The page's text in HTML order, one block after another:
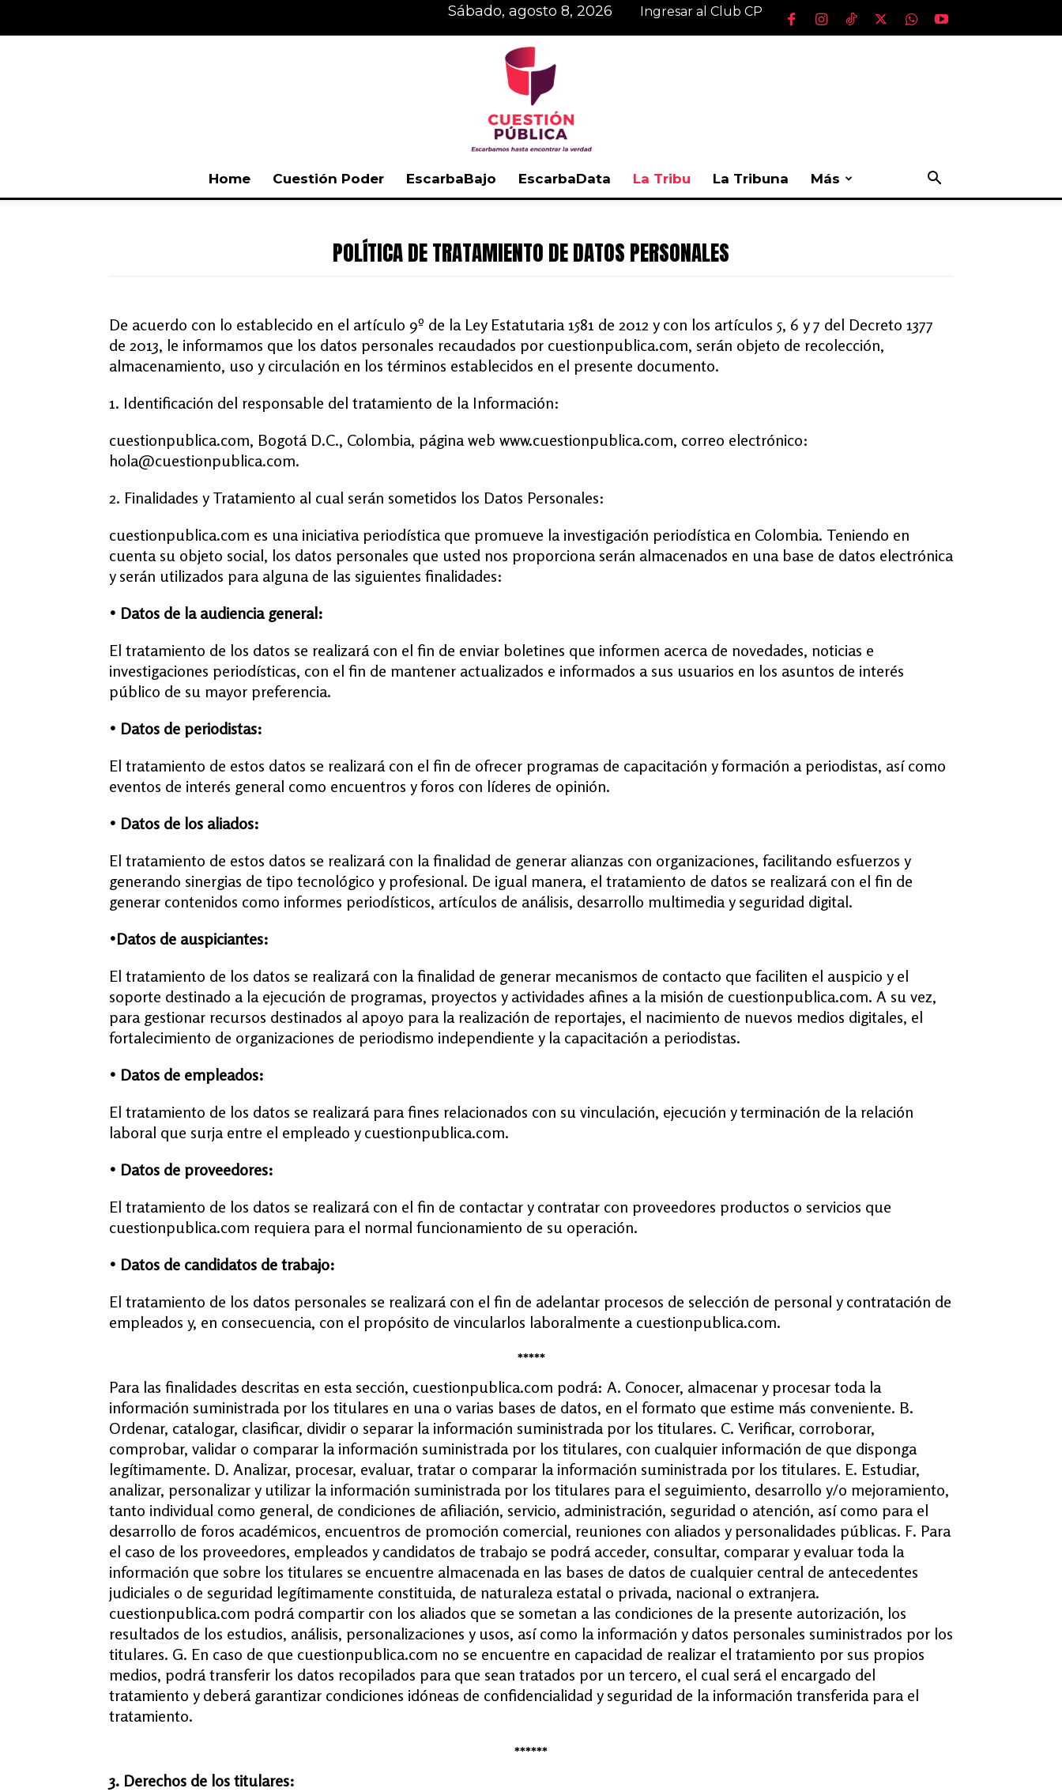
sábado, agosto 8, 2026 Ingresar al Club CP
Home Cuestión Poder EscarbaBajo EscarbaData La Tribu La Tribuna Más
POLÍTICA DE TRATAMIENTO DE DATOS PERSONALES
De acuerdo con lo establecido en el artículo 9º de la Ley Estatutaria 1581 de 2012 y con los artículos 5, 6 y 7 del Decreto 1377
de 2013, le informamos que los datos personales recaudados por cuestionpublica.com, serán objeto de recolección,
almacenamiento, uso y circulación en los términos establecidos en el presente documento.
1. Identificación del responsable del tratamiento de la Información:
cuestionpublica.com, Bogotá D.C., Colombia, página web www.cuestionpublica.com, correo electrónico:
hola@cuestionpublica.com.
2. Finalidades y Tratamiento al cual serán sometidos los Datos Personales:
cuestionpublica.com es una iniciativa periodística que promueve la investigación periodística en Colombia. Teniendo en
cuenta su objeto social, los datos personales que usted nos proporciona serán almacenados en una base de datos electrónica
y serán utilizados para alguna de las siguientes finalidades:
• Datos de la audiencia general:
El tratamiento de los datos se realizará con el fin de enviar boletines que informen acerca de novedades, noticias e
investigaciones periodísticas, con el fin de mantener actualizados e informados a sus usuarios en los asuntos de interés
público de su mayor preferencia.
• Datos de periodistas:
El tratamiento de estos datos se realizará con el fin de ofrecer programas de capacitación y formación a periodistas, así como
eventos de interés general como encuentros y foros con líderes de opinión.
• Datos de los aliados:
El tratamiento de estos datos se realizará con la finalidad de generar alianzas con organizaciones, facilitando esfuerzos y
generando sinergias de tipo tecnológico y profesional. De igual manera, el tratamiento de datos se realizará con el fin de
generar contenidos como informes periodísticos, artículos de análisis, desarrollo multimedia y seguridad digital.
•Datos de auspiciantes:
El tratamiento de los datos se realizará con la finalidad de generar mecanismos de contacto que faciliten el auspicio y el
soporte destinado a la ejecución de programas, proyectos y actividades afines a la misión de cuestionpublica.com. A su vez,
para gestionar recursos destinados al apoyo para la realización de reportajes, el nacimiento de nuevos medios digitales, el
fortalecimiento de organizaciones de periodismo independiente y la capacitación a periodistas.
• Datos de empleados:
El tratamiento de los datos se realizará para fines relacionados con su vinculación, ejecución y terminación de la relación
laboral que surja entre el empleado y cuestionpublica.com.
• Datos de proveedores:
El tratamiento de los datos se realizará con el fin de contactar y contratar con proveedores productos o servicios que
cuestionpublica.com requiera para el normal funcionamiento de su operación.
• Datos de candidatos de trabajo:
El tratamiento de los datos personales se realizará con el fin de adelantar procesos de selección de personal y contratación de
empleados y, en consecuencia, con el propósito de vincularlos laboralmente a cuestionpublica.com.
*****
Para las finalidades descritas en esta sección, cuestionpublica.com podrá: A. Conocer, almacenar y procesar toda la
información suministrada por los titulares en una o varias bases de datos, en el formato que estime más conveniente. B.
Ordenar, catalogar, clasificar, dividir o separar la información suministrada por los titulares. C. Verificar, corroborar,
comprobar, validar o comparar la información suministrada por los titulares, con cualquier información de que disponga
legítimamente. D. Analizar, procesar, evaluar, tratar o comparar la información suministrada por los titulares. E. Estudiar,
analizar, personalizar y utilizar la información suministrada por los titulares para el seguimiento, desarrollo y/o mejoramiento,
tanto individual como general, de condiciones de afiliación, servicio, administración, seguridad o atención, así como para el
desarrollo de foros académicos, encuentros de promoción comercial, reuniones con aliados y personalidades públicas. F. Para
el caso de los proveedores, empleados y candidatos de trabajo se podrá acceder, consultar, comparar y evaluar toda la
información que sobre los titulares se encuentre almacenada en las bases de datos de cualquier central de antecedentes
judiciales o de seguridad legítimamente constituida, de naturaleza estatal o privada, nacional o extranjera.
cuestionpublica.com podrá compartir con los aliados que se sometan a las condiciones de la presente autorización, los
resultados de los estudios, análisis, personalizaciones y usos, así como la información y datos personales suministrados por los
titulares. G. En caso de que cuestionpublica.com no se encuentre en capacidad de realizar el tratamiento por sus propios
medios, podrá transferir los datos recopilados para que sean tratados por un tercero, el cual será el encargado del
tratamiento y deberá garantizar condiciones idóneas de confidencialidad y seguridad de la información transferida para el
tratamiento.
******
3. Derechos de los titulares: